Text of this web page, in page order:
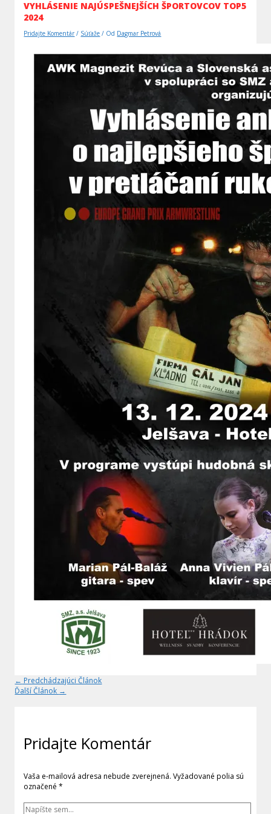
VYHLÁSENIE NAJÚSPEŠNEJŠÍCH ŠPORTOVCOV TOP5
2024
Pridajte Komentár / Súťaže / Od Dagmar Petrová
← Predchádzajúci Článok
Ďalší Článok →
Pridajte Komentár
Vaša e-mailová adresa nebude zverejnená. Vyžadované polia sú
označené*